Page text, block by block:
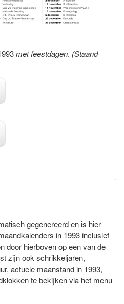
met feestdagen. (Staand
gegenereerd en is hier
in 1993 inclusief
door hierboven op een van de
zijn ook schrikkeljaren,
actuele maanstand in 1993,
te bekijken via het menu